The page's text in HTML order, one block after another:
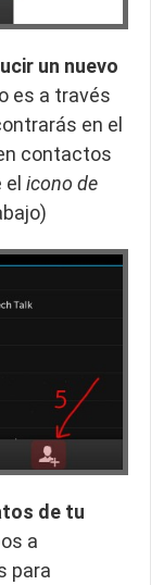
un nuevo
es a través
en el
contactos
icono de
de tu
a
para